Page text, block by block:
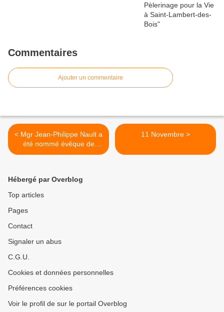
Commentaires
Ajouter un commentaire
< Mgr Jean-Philippe Nault a
été nommé évêque de
Digne
11 Novembre >
Hébergé par Overblog
Top articles
Pages
Contact
Signaler un abus
C.G.U.
Cookies et données personnelles
Préférences cookies
Voir le profil de sur le portail Overblog